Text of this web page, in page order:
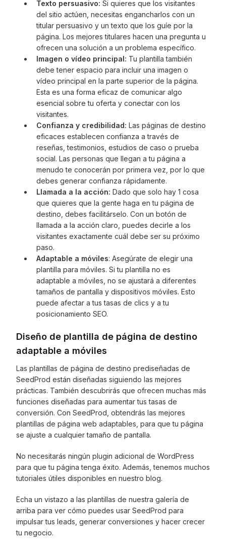
Texto persuasivo: Si quieres que los visitantes
del sitio actúen, necesitas engancharlos con un
titular persuasivo y un texto que los guíe por la
página. Los mejores titulares hacen una pregunta u
ofrecen una solución a un problema específico.
Imagen o vídeo principal: Tu plantilla también
debe tener espacio para incluir una imagen o
vídeo principal en la parte superior de la página.
Esta es una forma eficaz de comunicar algo
esencial sobre tu oferta y conectar con los
visitantes.
Confianza y credibilidad: Las páginas de destino
eficaces establecen confianza a través de
reseñas, testimonios, estudios de caso o prueba
social. Las personas que llegan a tu página a
menudo te conocerán por primera vez, por lo que
debes generar confianza rápidamente.
Llamada a la acción: Dado que solo hay 1 cosa
que quieres que la gente haga en tu página de
destino, debes facilitárselo. Con un botón de
llamada a la acción claro, puedes decirle a los
visitantes exactamente cuál debe ser su próximo
paso.
Adaptable a móviles: Asegúrate de elegir una
plantilla para móviles. Si tu plantilla no es
adaptable a móviles, no se ajustará a diferentes
tamaños de pantalla y dispositivos móviles. Esto
puede afectar a tus tasas de clics y a tu
posicionamiento SEO.
Diseño de plantilla de página de destino
adaptable a móviles
Las plantillas de página de destino prediseñadas de
SeedProd están diseñadas siguiendo las mejores
prácticas. También descubrirás que ofrecen muchas más
funciones diseñadas para aumentar tus tasas de
conversión. Con SeedProd, obtendrás las mejores
plantillas de página web adaptables, para que tu página
se ajuste a cualquier tamaño de pantalla.
No necesitarás ningún plugin adicional de WordPress
para que tu página tenga éxito. Además, tenemos muchos
tutoriales útiles disponibles en nuestro blog.
Echa un vistazo a las plantillas de nuestra galería de
arriba para ver cómo puedes usar SeedProd para
impulsar tus leads, generar conversiones y hacer crecer
tu negocio.